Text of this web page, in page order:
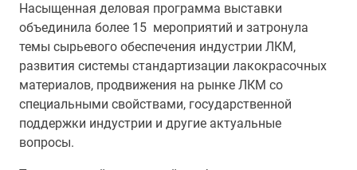
Насыщенная деловая программа выставки
объединила более 15 мероприятий и затронула
темы сырьевого обеспечения индустрии ЛКМ,
развития системы стандартизации лакокрасочных
материалов, продвижения на рынке ЛКМ со
специальными свойствами, государственной
поддержки индустрии и другие актуальные
вопросы.